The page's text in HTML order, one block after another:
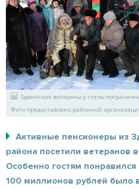
Здвинские ветераны у стелы
Фото предоставлено районной
Активные пенсионеры из
района посетили ветеранов
Особенно гостям понравился
100 миллионов рублей было